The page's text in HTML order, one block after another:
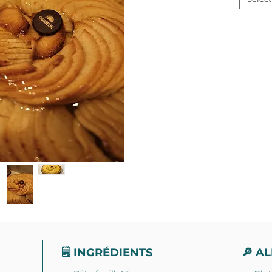
🗒 INGRÉDIENTS 🔎